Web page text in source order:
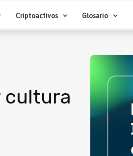
Criptoactivos Glosario
cultura